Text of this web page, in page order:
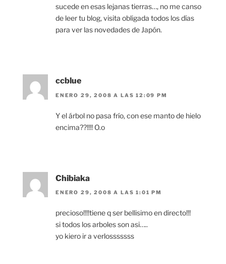
sucede en esas lejanas tierras…, no me canso
de leer tu blog, visita obligada todos los días
para ver las novedades de Japón.
ccblue
ENERO 29, 2008 A LAS 12:09 PM
Y el árbol no pasa frío, con ese manto de hielo
encima??!!!! O.o
Chibiaka
ENERO 29, 2008 A LAS 1:01 PM
precioso!!!!tiene q ser bellisimo en directo!!!
si todos los arboles son asi…..
yo kiero ir a verlosssssss